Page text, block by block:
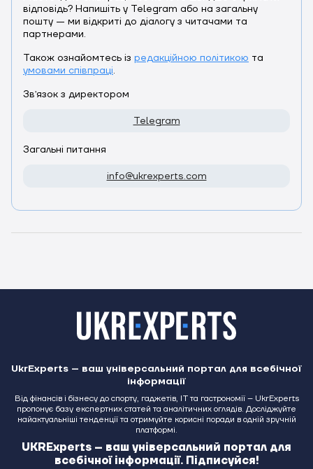
відповідь? Напишіть у Telegram або на загальну
пошту — ми відкриті до діалогу з читачами та
партнерами.
Також ознайомтесь із редакційною політикою та
умовами співпраці.
Звʼязок з директором
Telegram
Загальні питання
info@ukrexperts.com
UkrExperts – ваш універсальний портал для всебічної
інформації
Від фінансів і бізнесу до спорту, гаджетів, IT та гастрономії – UkrExperts
пропонує базу експертних статей та аналітичних оглядів. Досліджуйте
найактуальніші тенденції та отримуйте корисні поради в одній зручній
платформі.
UKRExperts – ваш універсальний портал для
всебічної інформації. Підписуйся!